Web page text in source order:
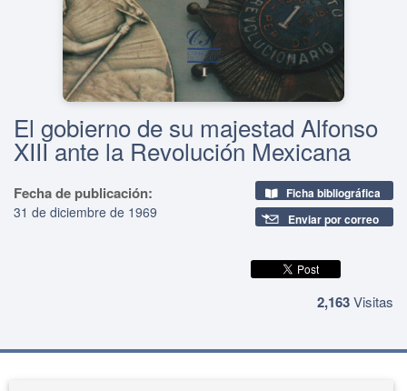
El gobierno de su majestad Alfonso
XIII ante la Revolución Mexicana
Fecha de publicación:
31 de diciembre de 1969
Ficha bibliográfica
Enviar por correo
2,163Visitas